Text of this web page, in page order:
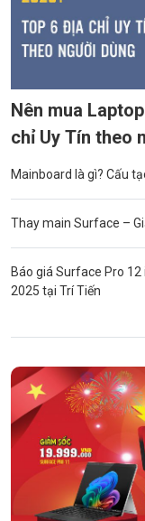
Nên mua
chỉ Uy Tín theo
Mainboard là gì? Cấu
Thay main Surface –
Báo giá Surface Pro
2025 tại Trí Tiến